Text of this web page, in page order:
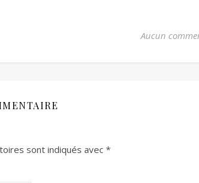
Aucun
sont indiqués avec*